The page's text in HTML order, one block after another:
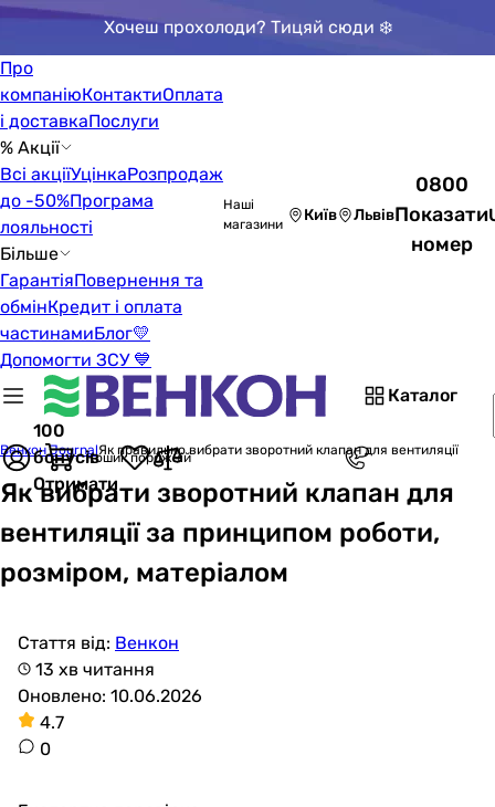
Хочеш прохолоди? Тицяй сюди ❄️
Про
компаніюКонтактиОплата
і доставкаПослуги
% Акції
Всі акціїУцінкаРозпродаж
до -50%Програма
лояльності
Більше
ГарантіяПовернення та
обмінКредит і оплата
частинамиБлог💛
Допомогти ЗСУ 💙
Наші
магазини
Київ Львів
0800
Показати
номер
Каталог
100
бонусів
Отримати
Кошик порожній
Венкон JournalЯк правильно вибрати зворотний клапан для вентиляції
Як вибрати зворотний клапан для
вентиляції за принципом роботи,
розміром, матеріалом
Стаття від: Венкон
13 хв читання
Оновлено: 10.06.2026
4.7
0